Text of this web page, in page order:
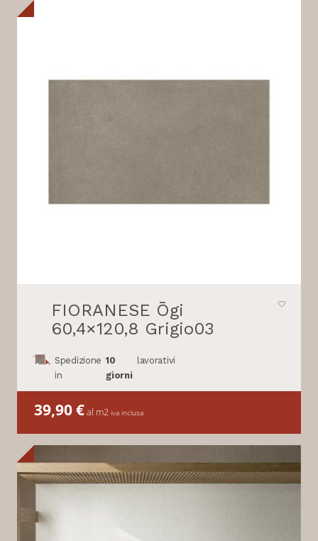
FIORANESE Ōgi
60,4×120,8 Grigio03
Spedizione
in
10
giorni
lavorativi
39,90€al m2 iva inclusa